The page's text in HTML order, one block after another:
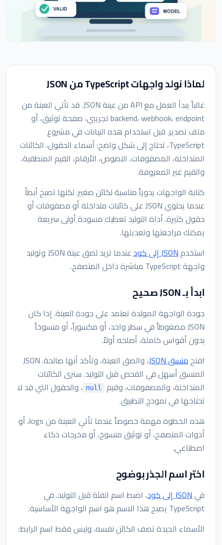
لماذا نولد واجهات TypeScript من JSON
غالباً يبدأ العمل مع API من عينة JSON. قد تأتي العينة من
backend، webhook، endpoint تجريبي، صفحة توثيق، أو
ملف تصدير. قبل استخدام هذه البيانات في مشروع
TypeScript، تحتاج إلى شكل واضح: أسماء الحقول، الكائنات
المتداخلة، المصفوفات، النصوص، الأرقام، القيم المنطقية،
والقيم غير المعروفة.
كتابة الواجهات يدوياً مناسبة لكائن صغير. لكنها تصبح أبطأ
عندما يحتوي JSON على كائنات متداخلة أو مصفوفات أو
حقول كثيرة. أداة التوليد تعطيك مسودة أولى سريعة
يمكنك مراجعتها وتعديلها.
استخدمJSON إلى كود
عندما تريد لصق عينة JSON وتوليد
واجهة TypeScript مباشرة داخل المتصفح.
ابدأ بـ JSON صحيح
جودة الواجهة المولدة تعتمد على جودة العينة. إذا كان
JSON مضغوطاً في سطر واحد، أو مكسوراً، أو منسوخاً
بدون أقواس كاملة، أصلحه أولاً.
افتحمنسق JSON
، والصق العينة، وتأكد أنها صالحة. JSON
المنسق أسهل في الفحص قبل التوليد. سترى الكائنات
المتداخلة، والمصفوفات، وقيم
null ، والحقول التي قد لا
تحتاجها في نموذج التطبيق.
هذه الخطوة مهمة خصوصاً عندما تأتي العينة من logs، أو
أدوات المتصفح، أو توثيق منسوخ، أو مخرجات ذكاء
اصطناعي.
اختر اسم الجذر بوضوح
فيJSON إلى كود
، اضبط اسم الفئة قبل التوليد. في
TypeScript يصبح هذا الاسم هو اسم الواجهة الأساسية.
الأسماء الجيدة تصف الكائن نفسه، وليس فقط اسم الرابط: